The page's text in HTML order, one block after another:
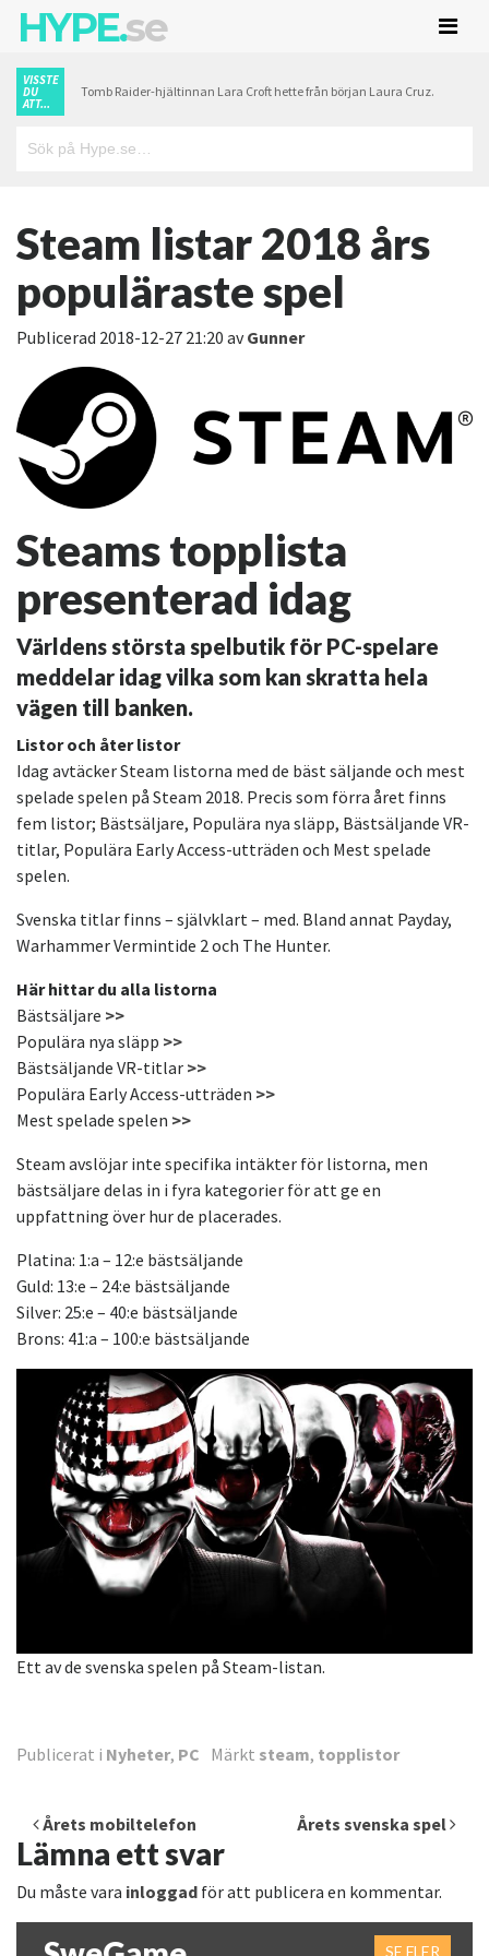
HYPE.se
VISSTE
DU
ATT...
Tomb Raider-hjältinnan Lara Croft hette från början Laura Cruz.
Steam listar 2018 års
populäraste spel
Publicerad 2018-12-27 21:20 avGunner
Steams topplista
presenterad idag
Världens största spelbutik för PC-spelare
meddelar idag vilka som kan skratta hela
vägen till banken.
Listor och åter listor
Idag avtäcker Steam listorna med de bäst säljande och mest
spelade spelen på Steam 2018. Precis som förra året finns
fem listor; Bästsäljare, Populära nya släpp, Bästsäljande VR-
titlar, Populära Early Access-utträden och Mest spelade
spelen.
Svenska titlar finns – självklart – med. Bland annat Payday,
Warhammer Vermintide 2 och The Hunter.
Här hittar du alla listorna
Bästsäljare >>
Populära nya släpp >>
Bästsäljande VR-titlar >>
Populära Early Access-utträden >>
Mest spelade spelen >>
Steam avslöjar inte specifika intäkter för listorna, men
bästsäljare delas in i fyra kategorier för att ge en
uppfattning över hur de placerades.
Platina: 1:a – 12:e bästsäljande
Guld: 13:e – 24:e bästsäljande
Silver: 25:e – 40:e bästsäljande
Brons: 41:a – 100:e bästsäljande
Ett av de svenska spelen på Steam-listan.
Publicerat i Nyheter, PC Märkt steam, topplistor
Inläggsnavigering
Årets mobiltelefon Årets svenska spel
Lämna ett svar
Du måste vara inloggad för att publicera en kommentar.
SE FLER